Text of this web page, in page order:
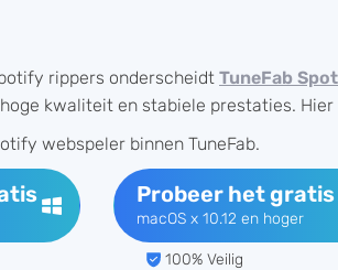
rippers onderscheidt TuneFab
kwaliteit en stabiele prestaties.
webspeler binnen TuneFab.
Probeer het gratis
macOS x 10.12 en hoger
100% Veilig